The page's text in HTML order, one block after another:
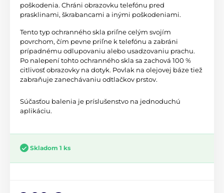
poškodenia. Chráni obrazovku telefónu pred
prasklinami, škrabancami a inými poškodeniami.
Tento typ ochranného skla priľne celým svojím
povrchom, čím pevne priľne k telefónu a zabráni
prípadnému odlupovaniu alebo usadzovaniu prachu.
Po nalepení tohto ochranného skla sa zachová 100 %
citlivosť obrazovky na dotyk. Povlak na olejovej báze tiež
zabraňuje zanechávaniu odtlačkov prstov.
Súčasťou balenia je príslušenstvo na jednoduchú
aplikáciu.
Skladom 1 ks